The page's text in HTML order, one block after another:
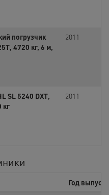
погрузчик
4720 кг, 6 м,
2011
SL 5240 DXT,
кг
2011
Год выпуска